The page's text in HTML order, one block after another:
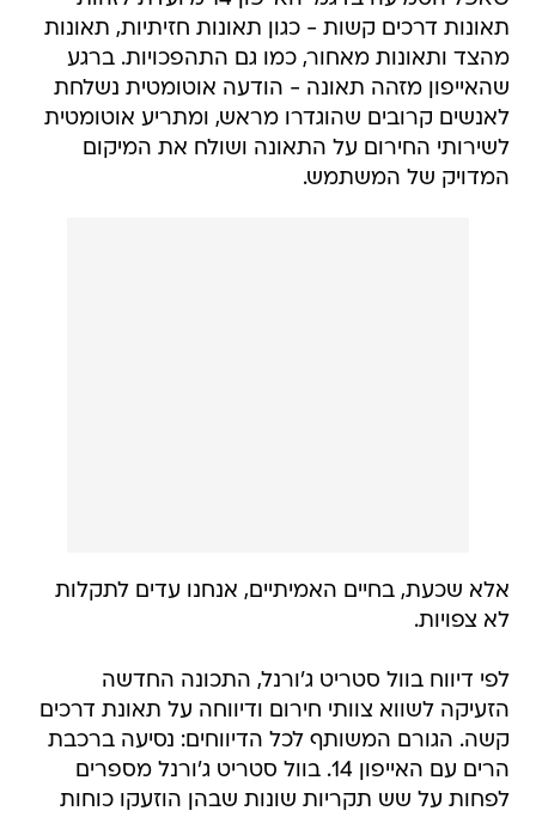
תאונות דרכים קשות - כגון תאונות חזיתיות, תאונות
מהצד ותאונות מאחור, כמו גם התהפכויות. ברגע
שהאייפון מזהה תאונה - הודעה אוטומטית נשלחת
לאנשים קרובים שהוגדרו מראש, ומתריע אוטומטית
לשירותי החירום על התאונה ושולח את המיקום
המדויק של המשתמש.
אלא שכעת, בחיים האמיתיים, אנחנו עדים לתקלות
לא צפויות.
לפי דיווח בוול סטריט ג'ורנל, התכונה החדשה
הזעיקה לשווא צוותי חירום ודיווחה על תאונת דרכים
קשה. הגורם המשותף לכל הדיווחים: נסיעה ברכבת
הרים עם האייפון 14. בוול סטריט ג'ורנל מספרים
לפחות על שש תקריות שונות שבהן הוזעקו כוחות